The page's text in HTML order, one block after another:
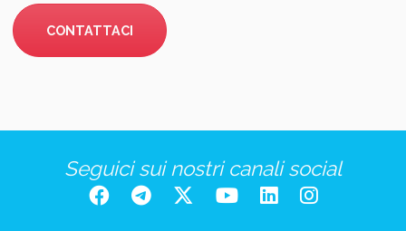
CONTATTACI
Seguici sui nostri canali social